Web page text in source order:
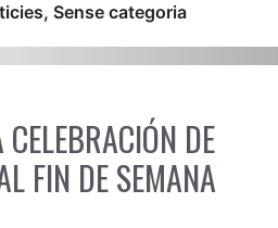
, Sense categoria
DE
FIN DE SEMANA